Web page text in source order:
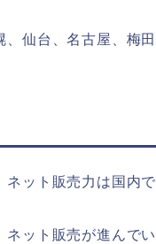
仙台、名古屋、梅
ット販売力は国内
ット販売が進んで